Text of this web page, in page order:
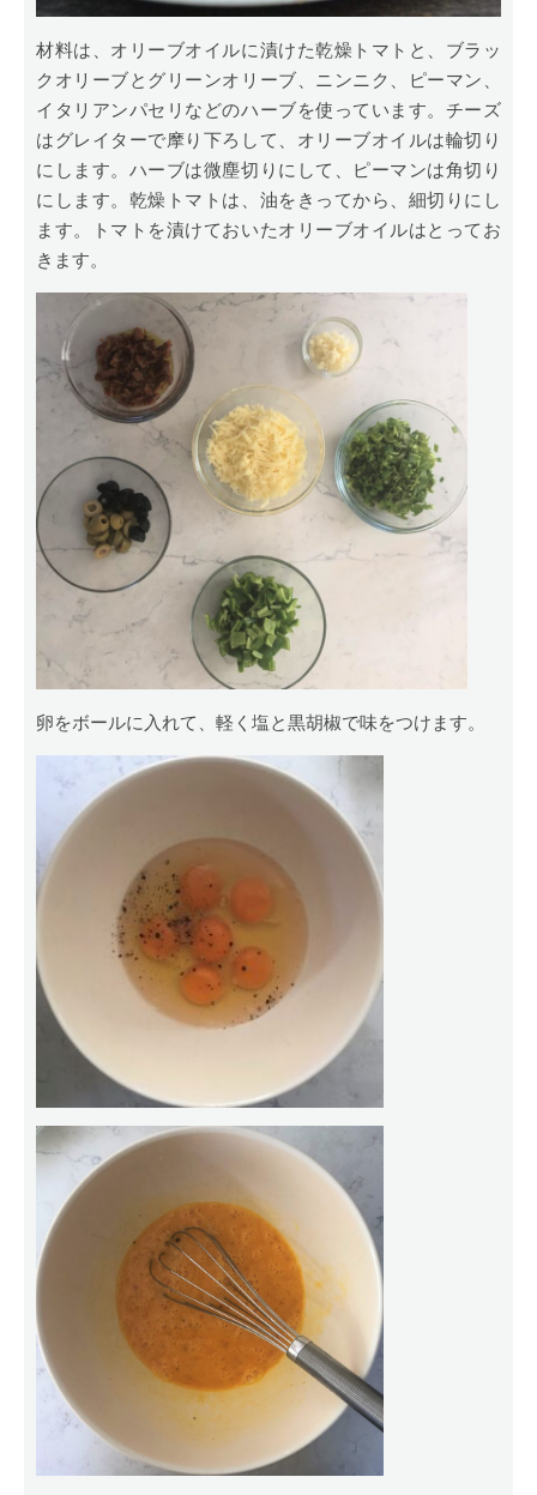
材料は、オリーブオイルに漬けた乾燥トマトと、ブラッ
クオリーブとグリーンオリーブ、ニンニク、ピーマン、
イタリアンパセリなどのハーブを使っています。チーズ
はグレイターで摩り下ろして、オリーブオイルは輪切り
にします。ハーブは微塵切りにして、ピーマンは角切り
にします。乾燥トマトは、油をきってから、細切りにし
ます。トマトを漬けておいたオリーブオイルはとってお
きます。
卵をボールに入れて、軽く塩と黒胡椒で味をつけます。